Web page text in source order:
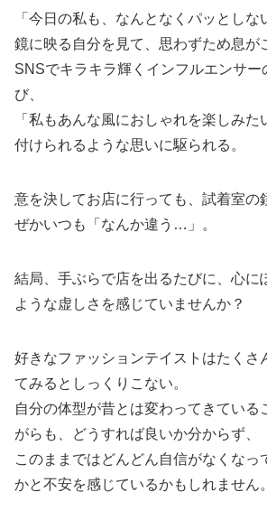
「今日の私も、なんとなくパッとしな
鏡に映る自分を見て、思わずため息が
SNSでキラキラ輝くインフルエンサー
び、
「私もあんな風におしゃれを楽しみ
付けられるような思いに駆られる。
意を決してお店に行っても、試着室の
ぜかいつも「なんか違う…」。
結局、手ぶらで店を出るたびに、心に
ような虚しさを感じていませんか？
好きなファッションテイストはたくさ
てみるとしっくりこない。
自分の体型が昔とは変わってきている
がらも、どうすれば良いか分からず、
このままではどんどん自信がなくなっ
かと不安を感じているかもしれません。